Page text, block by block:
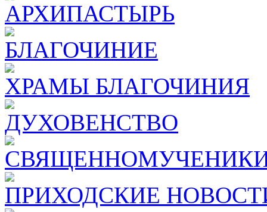
АРХИПАСТЫРЬ
БЛАГОЧИНИЕ
ХРАМЫ БЛАГОЧИНИЯ
ДУХОВЕНСТВО
ПРИХОДСКИЕ